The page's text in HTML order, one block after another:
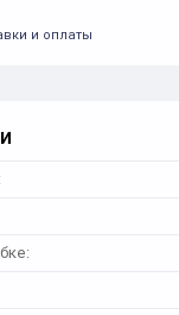
и оплаты